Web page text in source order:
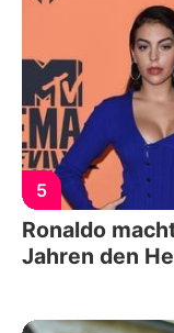
5
Ronaldo
Jahren den